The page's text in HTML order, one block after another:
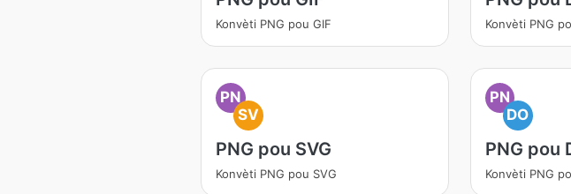
Konvèti PNG pou GIF Konvèti PNG
PN
SV
PNG pou SVG
Konvèti PNG pou SVG
PN
DO
PNG pou
Konvèti PNG